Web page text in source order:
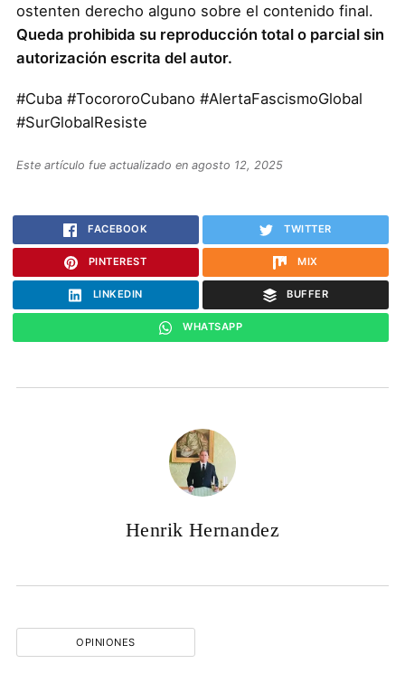
ostenten derecho alguno sobre el contenido final.
Queda prohibida su reproducción total o parcial sin
autorización escrita del autor.
#Cuba #TocororoCubano #AlertaFascismoGlobal
#SurGlobalResiste
Este artículo fue actualizado en agosto 12, 2025
FACEBOOK TWITTER
PINTEREST MIX
LINKEDIN BUFFER
WHATSAPP
Henrik Hernandez
OPINIONES